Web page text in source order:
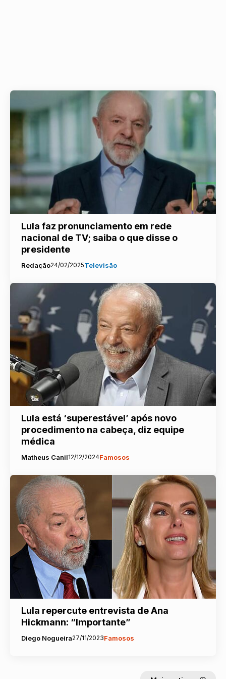
Lula faz pronunciamento em rede
nacional de TV; saiba o que disse o
presidente
Redação24/02/2025Televisão
Lula está ‘superestável’ após novo
procedimento na cabeça, diz equipe
médica
Matheus Canil12/12/2024Famosos
Lula repercute entrevista de Ana
Hickmann: “Importante”
Diego Nogueira27/11/2023Famosos